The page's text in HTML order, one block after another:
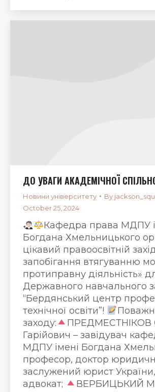
ДО УВАГИ АКАДЕМІЧНОЇ
Новини університету By
October 25, 2024
Кафедра права МДПУ
Богдана Хмельницького
цікавий правоосвітній
запобігання втягуванню
протиправну діяльність»
Державного навчального
“Бердянський центр
технічної освіти”!
заходу:
ПРЕДМЕСТНІКОВ
Гарійович – завідувач
МДПУ імені Богдана
професор, доктор
заслужений юрист
адвокат;
ВЕРБИЦЬКИЙ